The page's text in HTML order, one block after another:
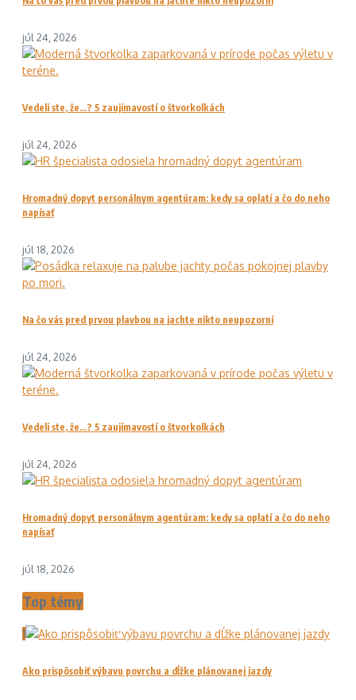
júl 24, 2026
Vedeli ste, že…? 5 zaujímavostí o štvorkolkách
júl 24, 2026
Hromadný dopyt personálnym agentúram: kedy sa oplatí a čo do neho
napísať
júl 18, 2026
Na čo vás pred prvou plavbou na jachte nikto neupozorní
júl 24, 2026
Vedeli ste, že…? 5 zaujímavostí o štvorkolkách
júl 24, 2026
Hromadný dopyt personálnym agentúram: kedy sa oplatí a čo do neho
napísať
júl 18, 2026
Top témy
1
Ako prispôsobiť výbavu povrchu a dĺžke plánovanej jazdy